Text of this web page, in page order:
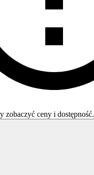
zobaczyć ceny i dostępność.